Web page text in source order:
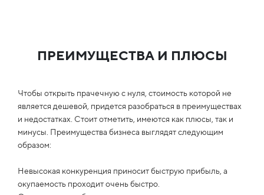
ПРЕИМУЩЕСТВА И ПЛЮСЫ
Чтобы открыть прачечную с нуля, стоимость которой не
является дешевой, придется разобраться в преимуществах
и недостатках. Стоит отметить, имеются как плюсы, так и
минусы. Преимущества бизнеса выглядят следующим
образом:
Невысокая конкуренция приносит быструю прибыль, а
окупаемость проходит очень быстро.